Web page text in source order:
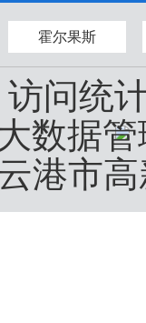
霍尔果斯
访问统
数据
港市